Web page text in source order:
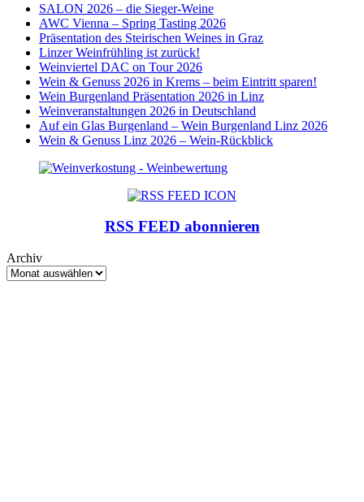
SALON 2026 – die Sieger-Weine
AWC Vienna – Spring Tasting 2026
Präsentation des Steirischen Weines in Graz
Linzer Weinfrühling ist zurück!
Weinviertel DAC on Tour 2026
Wein & Genuss 2026 in Krems – beim Eintritt sparen!
Wein Burgenland Präsentation 2026 in Linz
Weinveranstaltungen 2026 in Deutschland
Auf ein Glas Burgenland – Wein Burgenland Linz 2026
Wein & Genuss Linz 2026 – Wein-Rückblick
RSS FEED abonnieren
Archiv